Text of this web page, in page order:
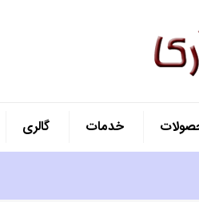
خدمات گالری